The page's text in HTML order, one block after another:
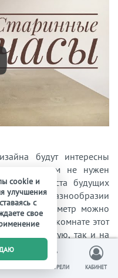
будут интересны
совсем не нужен
места будущих
в разнообразии
что диаметр можно
повесить в комнате этот
на широкую, так и на
ВЫ СМОТРЕЛИ КАБИНЕТ
cookie и
улучшения
с
свое